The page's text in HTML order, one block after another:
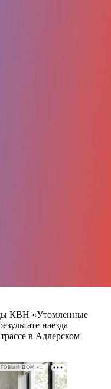
КВН «Утомленные
наезда
в Адлерском
РЕКЛАМА • ООО СТРОИТЕЛЬНЫЙ ТОРГОВЫЙ ДОМ «ПЕТРОВИЧ». ИНН: 7802348846